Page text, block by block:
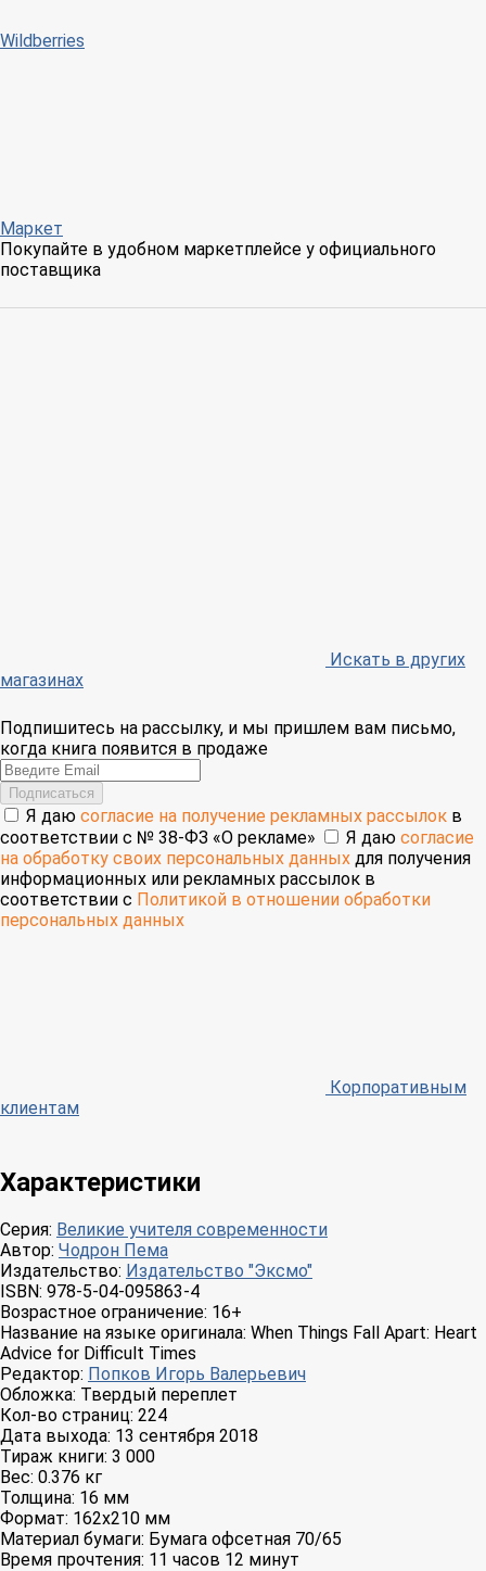
Wildberries
Маркет
Покупайте в удобном маркетплейсе у официального
поставщика
Искать в других
магазинах
Подпишитесь на рассылку, и мы пришлем вам письмо,
когда книга появится в продаже
Email
Подписаться
Я даю согласие на получение рекламных рассылок в
соответствии с № 38-ФЗ «О рекламе»
Я даю согласие
на обработку своих персональных данных для получения
информационных или рекламных рассылок в
соответствии с Политикой в отношении обработки
персональных данных
Корпоративным
клиентам
Характеристики
Серия: Великие учителя современности
Автор: Чодрон Пема
Издательство: Издательство "Эксмо"
ISBN: 978-5-04-095863-4
Возрастное ограничение: 16+
Название на языке оригинала: When Things Fall Apart: Heart
Advice for Difficult Times
Редактор: Попков Игорь Валерьевич
Обложка: Твердый переплет
Кол-во страниц: 224
Дата выхода: 13 сентября 2018
Тираж книги: 3 000
Вес: 0.376 кг
Толщина: 16 мм
Формат: 162x210 мм
Материал бумаги: Бумага офсетная 70/65
Время прочтения: 11 часов 12 минут